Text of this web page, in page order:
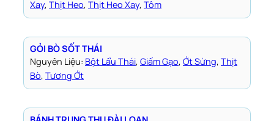
Xay, Thịt Heo, Thịt Heo Xay, Tôm
GỎI BÒ SỐT THÁI
Nguyên Liệu: Bột Lẩu Thái, Giấm Gạo, Ớt Sừng, Thịt
Bò, Tương Ớt